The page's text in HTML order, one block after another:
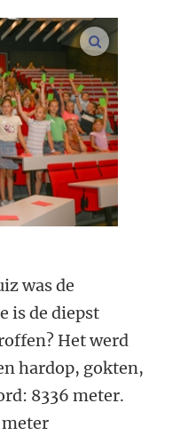
vergroot
was de
is de diepst
Het werd
hardop, gokten,
8336 meter.